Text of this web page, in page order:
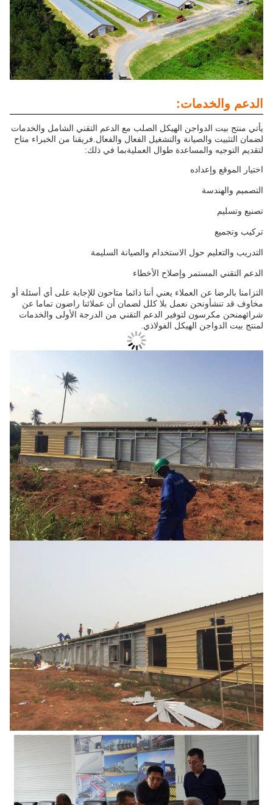
الدعم والخدمات:
يأتي منتج بيت الدواجن الهيكل الصلب مع الدعم التقني الشامل والخدمات
لضمان التثبيت والصيانة والتشغيل الفعال والفعال.فريقنا من الخبراء متاح
لتقديم التوجيه والمساعدة طوال العمليةبما في ذلك:
اختيار الموقع وإعداده
التصميم والهندسة
تصنيع وتسليم
تركيب وتجميع
التدريب والتعليم حول الاستخدام والصيانة السليمة
الدعم التقني المستمر وإصلاح الأخطاء
التزامنا بالرضا عن العملاء يعني أننا دائما متاحون للإجابة على أي أسئلة أو
مخاوف قد تنشأونحن نعمل بلا كلل لضمان أن عملائنا راضون تماما عن
شرائهمنحن مكرسون لتوفير الدعم التقني من الدرجة الأولى والخدمات
لمنتج بيت الدواجن الهيكل الفولاذي.